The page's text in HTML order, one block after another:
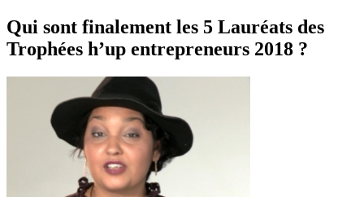
Qui sont finalement les 5 Lauréats des
Trophées h’up entrepreneurs 2018 ?